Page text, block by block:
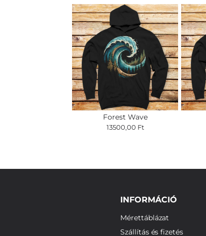
Forest Wave
13500,00 Ft
INFORMÁCIÓ
Mérettáblázat
Szállítás és fizetés